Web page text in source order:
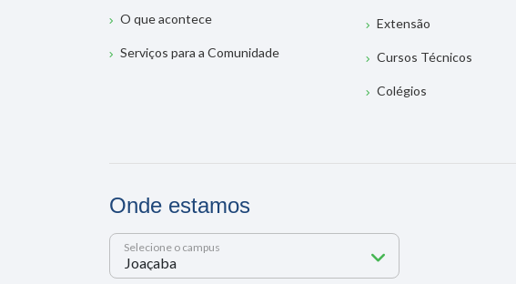
O que acontece
Serviços para a Comunidade
Extensão
Cursos Técnicos
Colégios
Onde estamos
Selecione o campus